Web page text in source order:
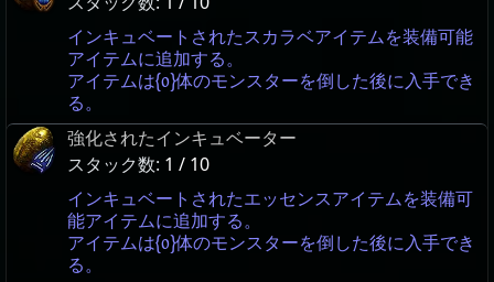
インキュベートされたスカラベアイテムを装備可能
アイテムに追加する。
アイテムは{0}体のモンスターを倒した後に入手でき
る。
強化されたインキュベーター
スタック数: 1 / 10
インキュベートされたエッセンスアイテムを装備可
能アイテムに追加する。
アイテムは{0}体のモンスターを倒した後に入手でき
る。